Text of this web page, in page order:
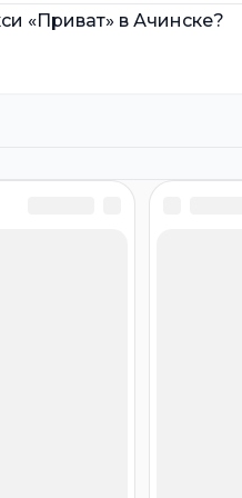
«Приват» в Ачинске?